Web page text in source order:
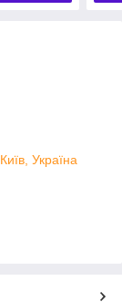
Україна